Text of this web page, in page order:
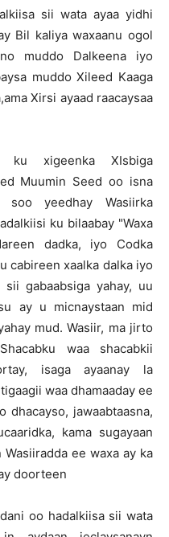
sii wata ayaa yidhi
Bil kaliya waxaanu ogol
muddo Dalkeena iyo
muddo Xileed Kaaga
Xirsi ayaad raacaysaa
ku xigeenka XIsbiga
Muumin Seed oo isna
yeedhay Wasiirka
ku bilaabay "Waxa
dadka, iyo Codka
cabireen xaalka dalka iyo
gabaabsiga yahay, uu
ay u micnaystaan mid
mud. Wasiir, ma jirto
waa shacabkii
isaga ayaanay la
waa dhamaaday ee
dhacayso, jawaabtaasna,
kama sugayaan
Wasiiradda ee waxa ay ka
doorteen
oo hadalkiisa sii wata